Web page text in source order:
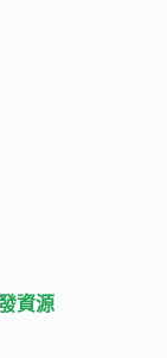
資源